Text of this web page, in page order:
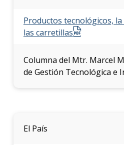
Productos tecnológicos,
las carretillas
Columna del Mtr. Marcel
de Gestión Tecnológica e
El País